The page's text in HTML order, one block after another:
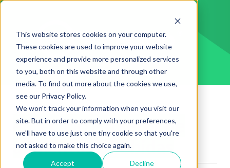
This website stores cookies on your computer.
These cookies are used to improve your website
experience and provide more personalized services
to you, both on this website and through other
media. To find out more about the cookies we use,
see our Privacy Policy.
We won't track your information when you visit our
site. But in order to comply with your preferences,
we'll have to use just one tiny cookie so that you're
not asked to make this choice again.
Accept Decline
eureciclo e osetor de
alimentos e bebidas